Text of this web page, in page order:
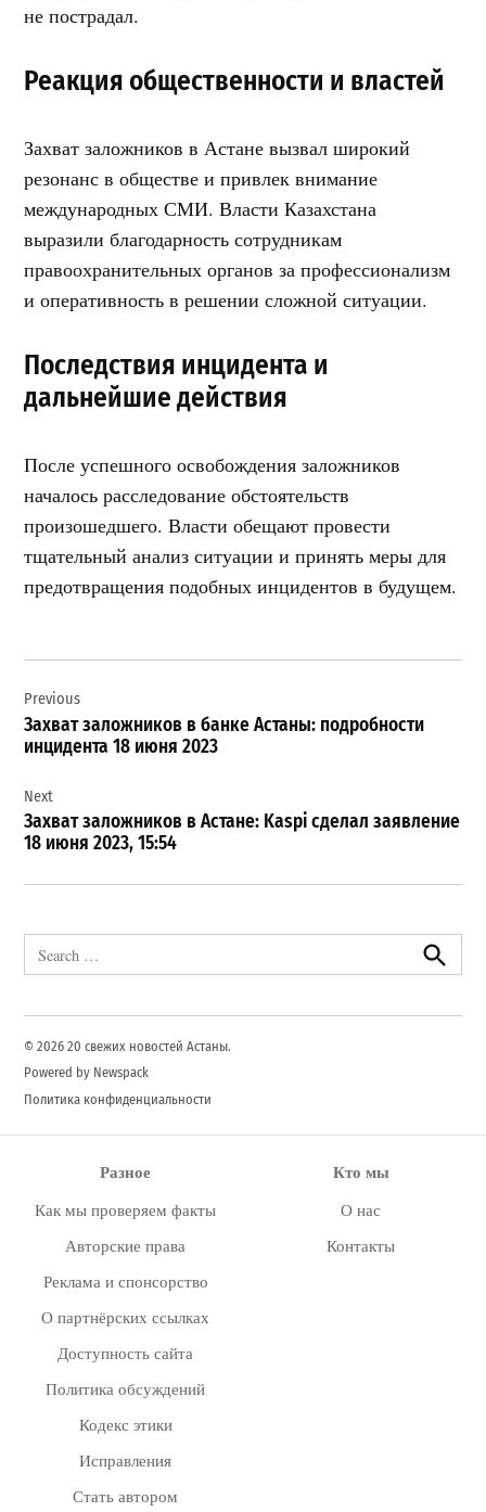
не пострадал.
Реакция общественности и властей
Захват заложников в Астане вызвал широкий
резонанс в обществе и привлек внимание
международных СМИ. Власти Казахстана
выразили благодарность сотрудникам
правоохранительных органов за профессионализм
и оперативность в решении сложной ситуации.
Последствия инцидента и
дальнейшие действия
После успешного освобождения заложников
началось расследование обстоятельств
произошедшего. Власти обещают провести
тщательный анализ ситуации и принять меры для
предотвращения подобных инцидентов в будущем.
по
записям
Previous
Захват заложников в банке Астаны: подробности
инцидента 18 июня 2023
Next
Захват заложников в Астане: Kaspi сделал заявление
18 июня 2023, 15:54
for:
Search
© 2026 20 свежих новостей Астаны.
Powered by Newspack
Политика конфиденциальности
Разное
Как мы проверяем факты
Авторские права
Реклама и спонсорство
О партнёрских ссылках
Доступность сайта
Политика обсуждений
Кодекс этики
Исправления
Стать автором
Кто мы
О нас
Контакты